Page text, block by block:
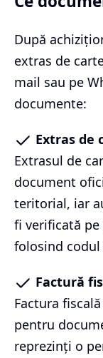
După
extras de
mail sau pe
documente:
Extras de
Extrasul de
document
teritorial, iar
fi verificată pe
folosind codul
Factură
Factura
pentru
reprezinți o